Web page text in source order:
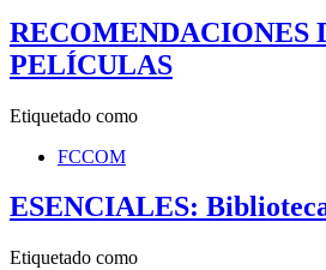
RECOMENDACIONES
PELÍCULAS
Etiquetado como
FCCOM
ESENCIALES:
Etiquetado como